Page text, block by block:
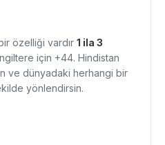
özelliği vardır 1 ila 3
için +44. Hindistan
ve dünyadaki herhangi bir
yönlendirsin.